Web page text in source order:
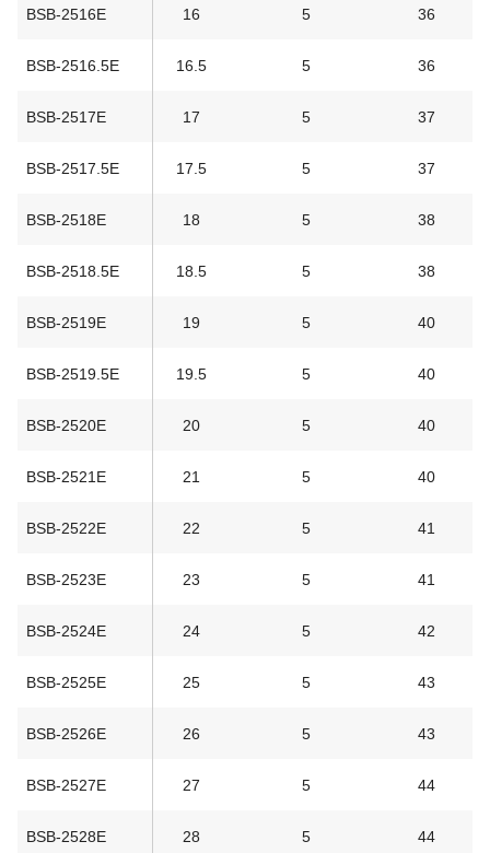
BSB-2516E 16 5 36
BSB-2516.5E 16.5 5 36
BSB-2517E 17 5 37
BSB-2517.5E 17.5 5 37
BSB-2518E 18 5 38
BSB-2518.5E 18.5 5 38
BSB-2519E 19 5 40
BSB-2519.5E 19.5 5 40
BSB-2520E 20 5 40
BSB-2521E 21 5 40
BSB-2522E 22 5 41
BSB-2523E 23 5 41
BSB-2524E 24 5 42
BSB-2525E 25 5 43
BSB-2526E 26 5 43
BSB-2527E 27 5 44
BSB-2528E 28 5 44